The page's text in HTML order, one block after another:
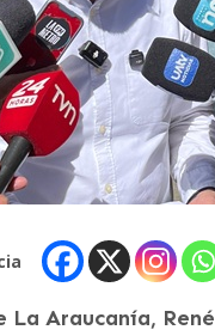
La Araucanía,